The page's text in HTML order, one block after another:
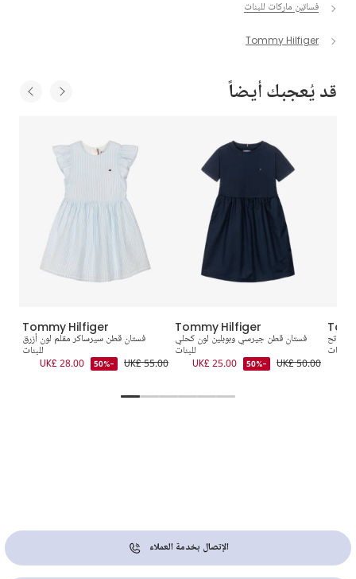
فساتين ماركات للبنات
Tommy Hilfiger
قد يُعجبك أيضاً
Tommy Hilfiger
فستان قطن سيرساكر مقلم لون أزرق
للبنات
UK£ 55.00
-50%
UK£ 28.00
Tommy Hilfiger
فستان قطن جيرسي وبوبلين لون كحلي
للبنات
UK£ 50.00
-50%
UK£ 25.00
فاتح
للبنات
الإتصال بخدمة العملاء